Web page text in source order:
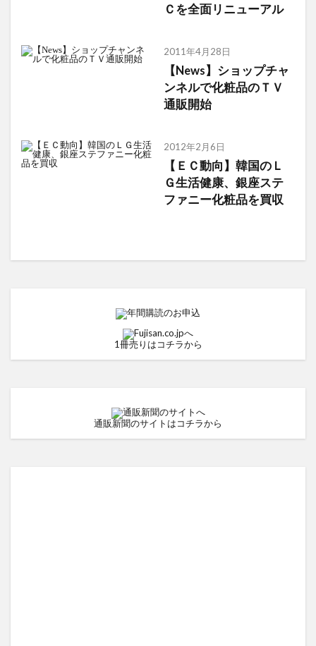
Ｃを全面リニューアル
2011年4月28日
【News】ショップチャ
ンネルで化粧品のＴＶ
通販開始
2012年2月6日
【ＥＣ動向】韓国のＬ
Ｇ生活健康、銀座ステ
ファニー化粧品を買収
1冊売りはコチラから
通販新聞のサイトはコチラから